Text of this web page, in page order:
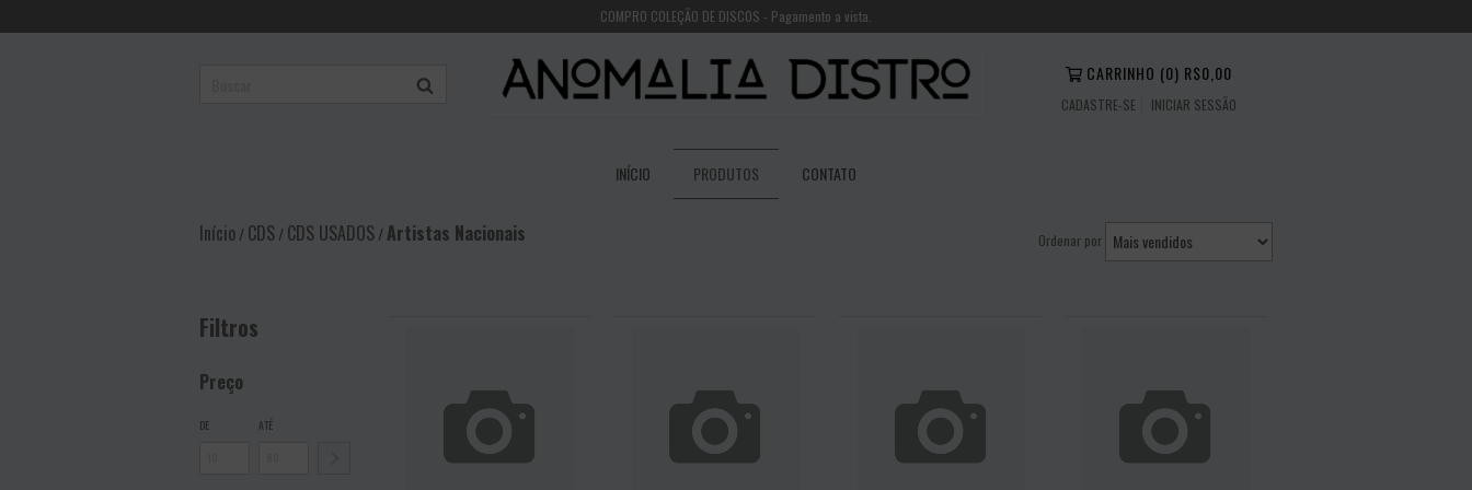
COMPRO COLEÇÃO DE DISCOS - Pagamento a vista.
CARRINHO (0) R$0,00
CADASTRE-SE INICIAR SESSÃO
INÍCIO PRODUTOS CONTATO
Início/CDS/CDS USADOS/Artistas Nacionais Ordenar por
Filtros
Preço
DE ATÉ